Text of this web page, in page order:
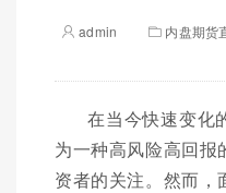
admin 内盘期货
在当今快速变化
为一种高风险高回报
资者的关注。然而，